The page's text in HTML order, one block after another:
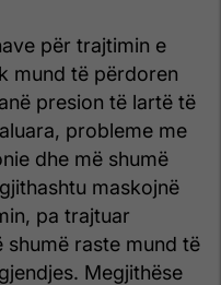
për trajtimin e
mund të përdoren
presion të lartë të
probleme me
dhe më shumë
maskojnë
pa trajtuar
shumë raste mund të
Megjithëse